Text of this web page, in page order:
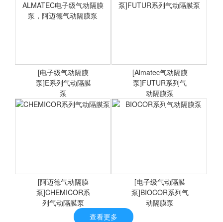
固瑞克Husky 1590 1.5寸
<查看详情> <查看详情>
<查看详情>
[电子级气动隔膜
泵]E系列气动隔膜
泵
<查看详情>
[Almatec气动隔膜
泵]FUTUR系列气
动隔膜泵
[阿迈德气动隔膜
泵]CHEMICOR系
列气动隔膜泵
[电子级气动隔膜
泵]BIOCOR系列气
动隔膜泵
查看更多